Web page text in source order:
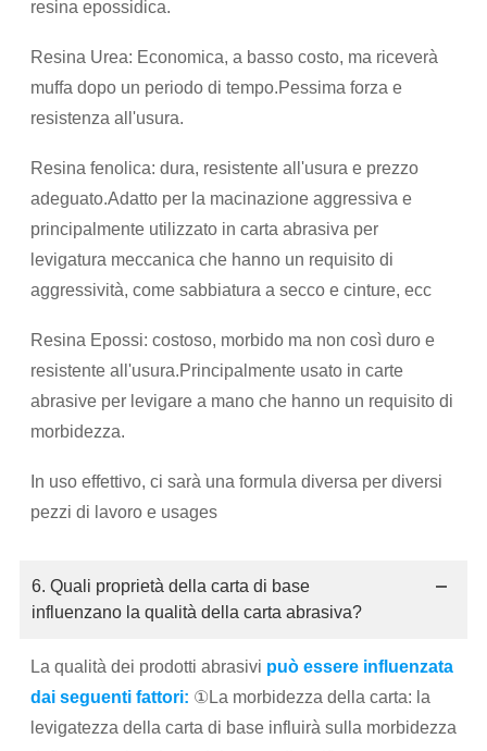
resina epossidica.
Resina Urea: Economica, a basso costo, ma riceverà
muffa dopo un periodo di tempo.Pessima forza e
resistenza all'usura.
Resina fenolica: dura, resistente all'usura e prezzo
adeguato.Adatto per la macinazione aggressiva e
principalmente utilizzato in carta abrasiva per
levigatura meccanica che hanno un requisito di
aggressività, come sabbiatura a secco e cinture, ecc
Resina Epossi: costoso, morbido ma non così duro e
resistente all'usura.Principalmente usato in carte
abrasive per levigare a mano che hanno un requisito di
morbidezza.
In uso effettivo, ci sarà una formula diversa per diversi
pezzi di lavoro e usages
6. Quali proprietà della carta di base
influenzano la qualità della carta abrasiva?
La qualità dei prodotti abrasivi può essere influenzata
dai seguenti fattori: ①La morbidezza della carta: la
levigatezza della carta di base influirà sulla morbidezza